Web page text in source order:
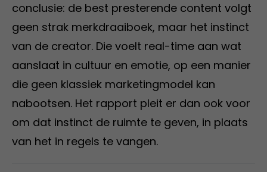
conclusie: de best presterende content volgt
geen strak merkdraaiboek, maar het instinct
van de creator. Die voelt real-time aan wat
aanslaat in cultuur en emotie, op een manier
die geen klassiek marketingmodel kan
nabootsen. Het rapport pleit er dan ook voor
om dat instinct de ruimte te geven, in plaats
van het in regels te vangen.